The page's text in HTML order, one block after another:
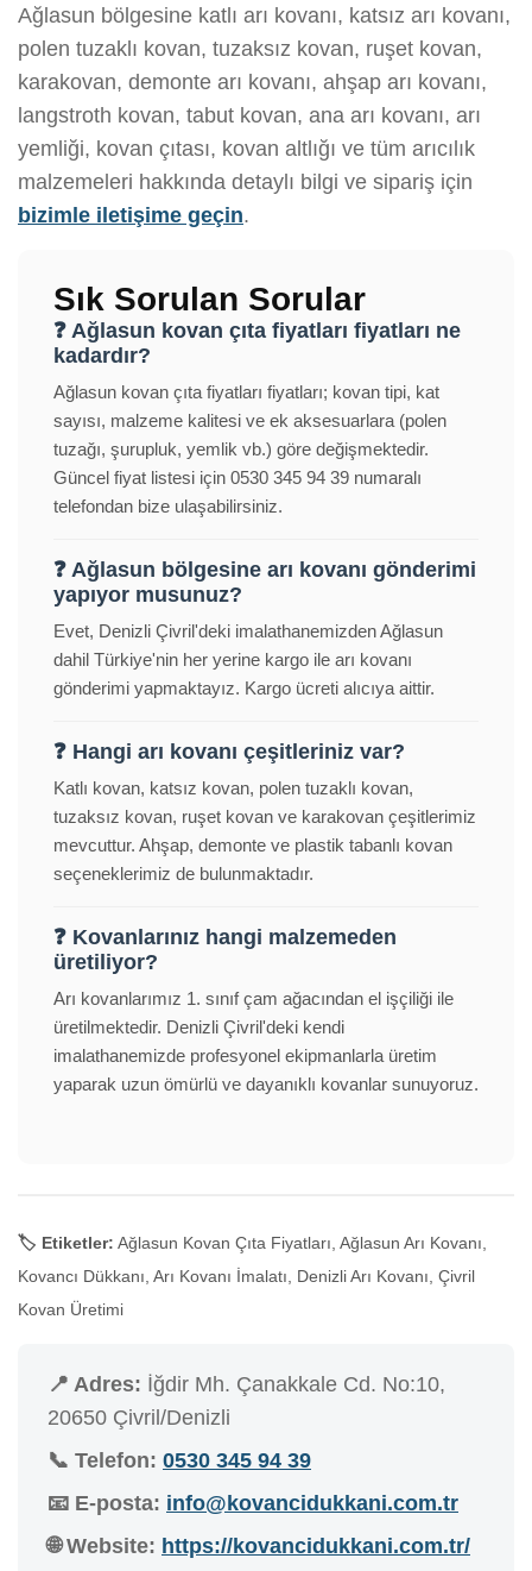
Ağlasun bölgesine katlı arı kovanı, katsız arı kovanı,
polen tuzaklı kovan, tuzaksız kovan, ruşet kovan,
karakovan, demonte arı kovanı, ahşap arı kovanı,
langstroth kovan, tabut kovan, ana arı kovanı, arı
yemliği, kovan çıtası, kovan altlığı ve tüm arıcılık
malzemeleri hakkında detaylı bilgi ve sipariş için
bizimle iletişime geçin.
Sık Sorulan Sorular
❓ Ağlasun kovan çıta fiyatları fiyatları ne
kadardır?
Ağlasun kovan çıta fiyatları fiyatları; kovan tipi, kat
sayısı, malzeme kalitesi ve ek aksesuarlara (polen
tuzağı, şurupluk, yemlik vb.) göre değişmektedir.
Güncel fiyat listesi için 0530 345 94 39 numaralı
telefondan bize ulaşabilirsiniz.
❓ Ağlasun bölgesine arı kovanı gönderimi
yapıyor musunuz?
Evet, Denizli Çivril'deki imalathanemizden Ağlasun
dahil Türkiye'nin her yerine kargo ile arı kovanı
gönderimi yapmaktayız. Kargo ücreti alıcıya aittir.
❓ Hangi arı kovanı çeşitleriniz var?
Katlı kovan, katsız kovan, polen tuzaklı kovan,
tuzaksız kovan, ruşet kovan ve karakovan çeşitlerimiz
mevcuttur. Ahşap, demonte ve plastik tabanlı kovan
seçeneklerimiz de bulunmaktadır.
❓ Kovanlarınız hangi malzemeden
üretiliyor?
Arı kovanlarımız 1. sınıf çam ağacından el işçiliği ile
üretilmektedir. Denizli Çivril'deki kendi
imalathanemizde profesyonel ekipmanlarla üretim
yaparak uzun ömürlü ve dayanıklı kovanlar sunuyoruz.
🏷️ Etiketler: Ağlasun Kovan Çıta Fiyatları, Ağlasun Arı Kovanı,
Kovancı Dükkanı, Arı Kovanı İmalatı, Denizli Arı Kovanı, Çivril
Kovan Üretimi
📍 Adres: İğdir Mh. Çanakkale Cd. No:10,
20650 Çivril/Denizli
📞 Telefon: 0530 345 94 39
📧 E-posta: info@kovancidukkani.com.tr
🌐 Website: https://kovancidukkani.com.tr/